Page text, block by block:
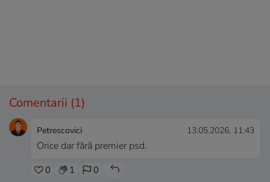
Comentarii (1)
Petrescovici 13.05.2026, 11:43
Orice dar fără premier psd.
0 1 0